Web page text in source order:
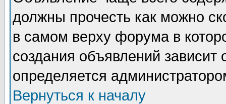
должны прочесть как можно
в самом верху форума в
создания объявлений зависит
определяется
Вернуться к началу